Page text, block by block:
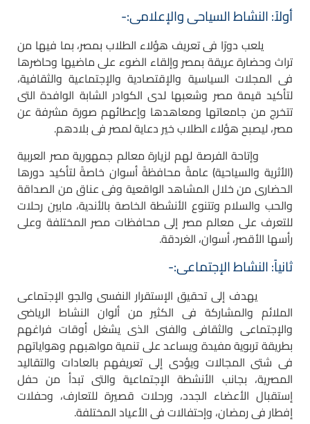
أولاً: النشاط السياحى والإعلامى:-
يلعب دورًا فى تعريف هؤلاء الطلاب بمصر، بما فيها من
تراث وحضارة عريقة بمصر وإلقاء الضوء على ماضيها وحاضرها
فى المجلات السياسية والإقتصادية والإجتماعية والثقافية،
لتأكيد قيمة مصر وشعبها لدى الكوادر الشابة الوافدة التى
تتخرج من جامعاتها ومعاهدها وإعطائهم صورة مشرفة عن
مصر، ليصبح هؤلاء الطلاب خير دعاية لمصر فى بلادهم.
وإتاحة الفرصة لهم لزيارة معالم جمهورية مصر العربية
(الأثرية والسياحية) عامةً محافظةً أسوان خاصةً لتأكيد دورها
الحضارى من خلال المشاهد الواقعية وفى عناق من الصداقة
والحب والسلام وتتنوع الأنشطة الخاصة بالأندية، مابين رحلات
للتعرف على معالم مصر إلى محافظات مصر المختلفة وعلى
رأسها الأقصر، أسوان، الغردقة.
ثانياً: النشاط الإجتماعى:-
يهدف إلى تحقيق الإستقرار النفسى والجو الإجتماعى
الملائم والمشاركة فى الكثير من ألوان النشاط الرياضى
والإجتماعى والثقافى والفنى الذى يشغل أوقات فراغهم
بطريقة تربوية مفيدة ويساعد على تنمية مواهبهم وهواياتهم
فى شتى المجالات ويؤدى إلى تعريفهم بالعادات والتقاليد
المصرية، بجانب الأنشطة الإجتماعية والتى تبدأ من حفل
إستقبال الأعضاء الجدد، ورحلات قصيرة للتعارف، وحفلات
إفطار فى رمضان، وإحتفالات فى الأعياد المختلفة.